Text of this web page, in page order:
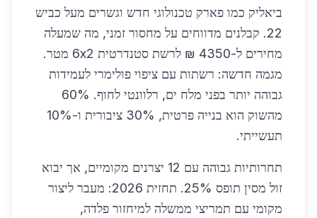
ביאליק כמו פארק טכנולוגי חדש וגשרים מעל כביש
22. קבלנים מדווחים על מחסור זמני, מה שמעלה
מחירים ל-4350 ₪ לרשת סטנדרטית 6x2 מטר.
מגמה חדשה: רשתות עם ציפוי פולימרי לעמידות
גבוהה יותר בפני מלח ים, רלוונטי לחוף. 60%
מהשוק הוא בנייה פרטית, 30% ציבורית ו-10%
תעשייתי.
תחרותיות גבוהה עם 12 יצרנים מקומיים, אך יבוא
זול מסין תופס 25%. תחזית 2026: מעבר ליצור
מקומי עם תמריצי ממשלה למיחזור פלדה,